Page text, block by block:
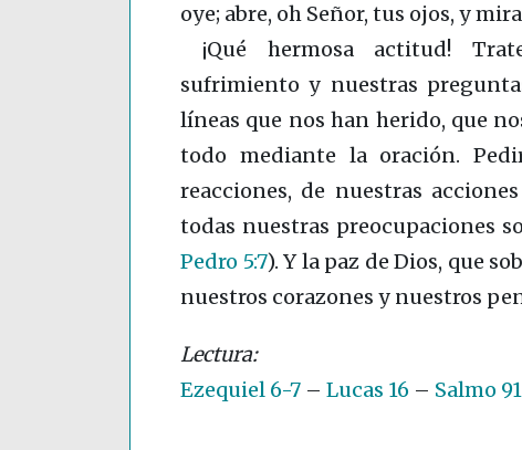
oye; abre, oh Señor, tus ojos, y
¡Qué hermosa actitud!
sufrimiento y nuestras
líneas que nos han herido, que
todo mediante la oración.
reacciones, de nuestras
todas nuestras preocupaciones
Pedro 5:7). Y la paz de Dios, que
nuestros corazones y nuestros
Ezequiel 6-7 – Lucas 16 – Salmo